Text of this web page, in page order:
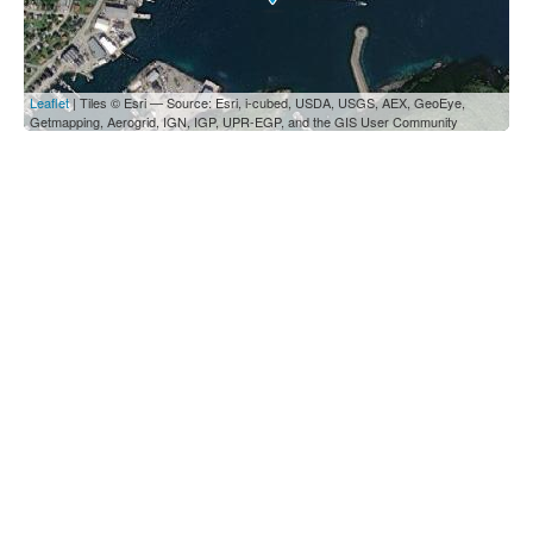
Leaflet| Tiles © Esri — Source: Esri, i-cubed, USDA, USGS, AEX, GeoEye,
Getmapping, Aerogrid, IGN, IGP, UPR-EGP, and the GIS User Community